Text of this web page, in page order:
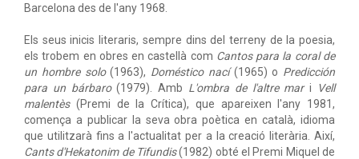
Barcelona des de l'any 1968.
Els seus inicis literaris, sempre dins del terreny de la poesia,
els trobem en obres en castellà com Cantos para la coral de
un hombre solo(1963), Doméstico nací(1965) o Predicción
para un bárbaro(1979). Amb L'ombra de l'altre mari
Vell
malentès(Premi de la Crítica), que apareixen l'any 1981,
comença a publicar la seva obra poètica en català, idioma
que utilitzarà fins a l'actualitat per a la creació literària. Així,
Cants d'Hekatonim de Tifundis(1982) obté el Premi Miquel de